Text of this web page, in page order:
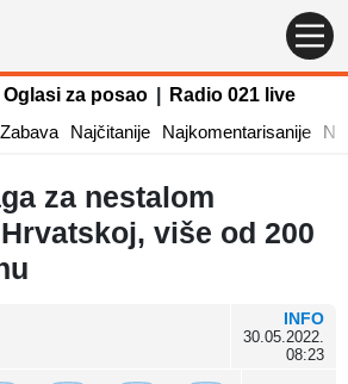
Oglasi za posao
Radio 021 live
Zabava Najčitanije Najkomentarisanije
za nestalom
više od 200
INFO
30.05.2022.
08:23